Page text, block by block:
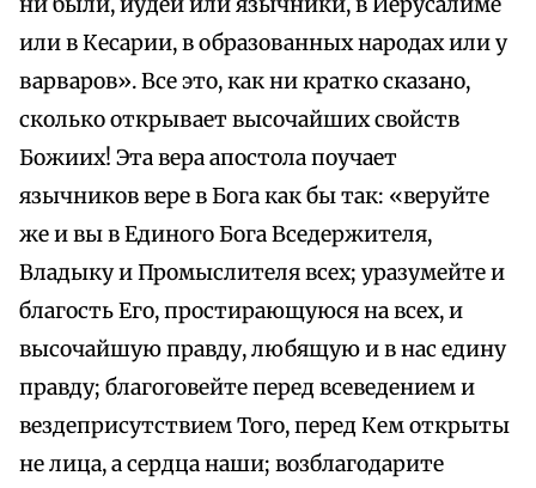
или в Кесарии, в образованных народах или у
варваров». Все это, как ни кратко сказано,
сколько открывает высочайших свойств
Божиих! Эта вера апостола поучает
язычников вере в Бога как бы так: «веруйте
же и вы в Единого Бога Вседержителя,
Владыку и Промыслителя всех; уразумейте и
благость Его, простирающуюся на всех, и
высочайшую правду, любящую и в нас едину
правду; благоговейте перед всеведением и
вездеприсутствием Того, перед Кем открыты
не лица, а сердца наши; возблагодарите